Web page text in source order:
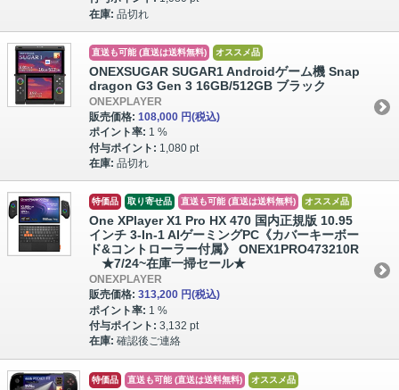
在庫: 品切れ
直送も可能 (直送は送料無料) オススメ品
ONEXSUGAR SUGAR1 Androidゲーム機 Snap
dragon G3 Gen 3 16GB/512GB ブラック
ONEXPLAYER
販売価格: 108,000 円(税込)
ポイント率: 1 %
付与ポイント: 1,080 pt
在庫: 品切れ
特価品 取り寄せ品 直送も可能 (直送は送料無料) オススメ品
One XPlayer X1 Pro HX 470 国内正規版 10.95
インチ 3-In-1 AIゲーミングPC《カバーキーボー
ド&コントローラー付属》 ONEX1PRO473210R
★7/24~在庫一掃セール★
ONEXPLAYER
販売価格: 313,200 円(税込)
ポイント率: 1 %
付与ポイント: 3,132 pt
在庫: 確認後ご連絡
特価品 直送も可能 (直送は送料無料) オススメ品